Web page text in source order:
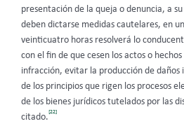
presentación de la queja o denuncia, a
deben dictarse medidas cautelares, en
veinticuatro horas resolverá lo
con el fin de que cesen los actos o
infracción, evitar la producción de
de los principios que rigen los procesos
de los bienes jurídicos tutelados por las
citado.
[22]